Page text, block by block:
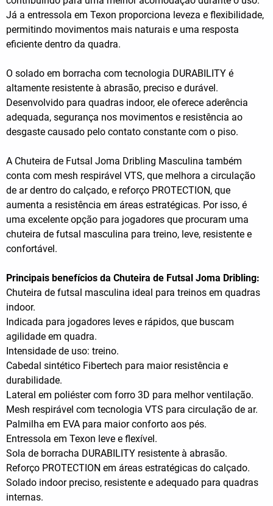
Já a entressola em Texon proporciona leveza e flexibilidade,
permitindo movimentos mais naturais e uma resposta
eficiente dentro da quadra.
O solado em borracha com tecnologia DURABILITY é
altamente resistente à abrasão, preciso e durável.
Desenvolvido para quadras indoor, ele oferece aderência
adequada, segurança nos movimentos e resistência ao
desgaste causado pelo contato constante com o piso.
A Chuteira de Futsal Joma Dribling Masculina também
conta com mesh respirável VTS, que melhora a circulação
de ar dentro do calçado, e reforço PROTECTION, que
aumenta a resistência em áreas estratégicas. Por isso, é
uma excelente opção para jogadores que procuram uma
chuteira de futsal masculina para treino, leve, resistente e
confortável.
Principais benefícios da Chuteira de Futsal Joma Dribling:
Chuteira de futsal masculina ideal para treinos em quadras
indoor.
Indicada para jogadores leves e rápidos, que buscam
agilidade em quadra.
Intensidade de uso: treino.
Cabedal sintético Fibertech para maior resistência e
durabilidade.
Lateral em poliéster com forro 3D para melhor ventilação.
Mesh respirável com tecnologia VTS para circulação de ar.
Palmilha em EVA para maior conforto aos pés.
Entressola em Texon leve e flexível.
Sola de borracha DURABILITY resistente à abrasão.
Reforço PROTECTION em áreas estratégicas do calçado.
Solado indoor preciso, resistente e adequado para quadras
internas.